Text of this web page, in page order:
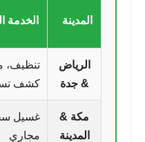
المدينة الخدمة
الرياض
& جدة
تنظيف،
كشف
مكة &
المدينة
غسيل
مجاري